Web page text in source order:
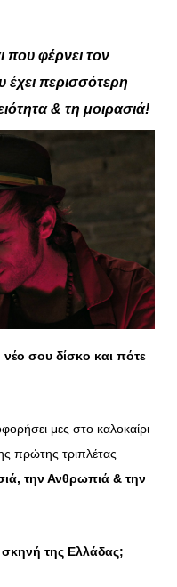
που φέρνει τον
έχει περισσότερη
& τη μοιρασιά!
νέο σου δίσκο και πότε
μες στο καλοκαίρι
πρώτης τριπλέτας
την Ανθρωπιά & την
της Ελλάδας;